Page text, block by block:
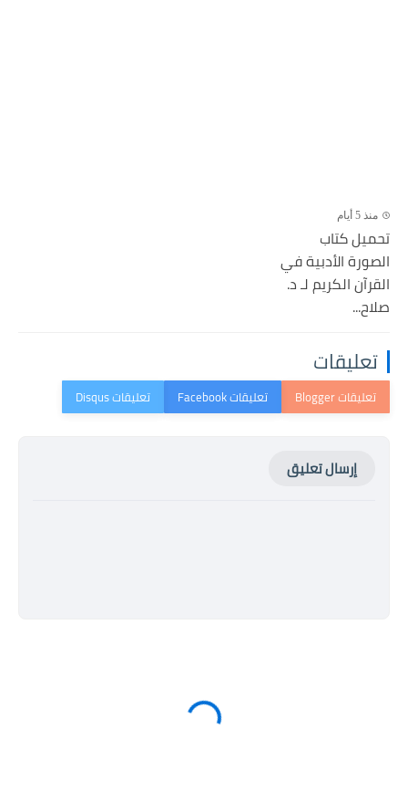
منذ 5 أيام
تحميل كتاب
الصورة الأدبية في
القرآن الكريم لـ د.
صلاح...
تعليقات
إرسال تعليق